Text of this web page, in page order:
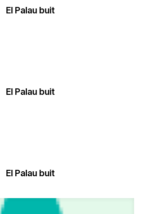
El Palau buit
El Palau buit
El Palau buit